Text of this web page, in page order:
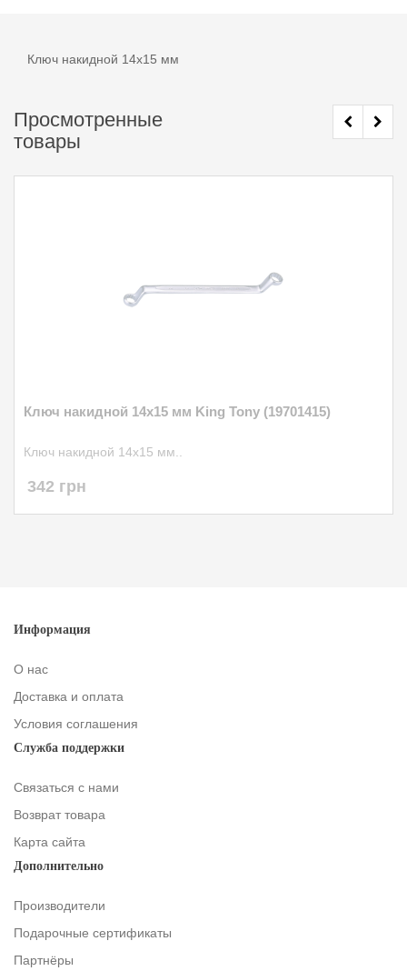
Ключ накидной 14х15 мм
Просмотренные
товары
Ключ накидной 14х15 мм King Tony (19701415)
Ключ накидной 14х15 мм..
342 грн
Информация
О нас
Доставка и оплата
Условия соглашения
Служба поддержки
Связаться с нами
Возврат товара
Карта сайта
Дополнительно
Производители
Подарочные сертификаты
Партнёры